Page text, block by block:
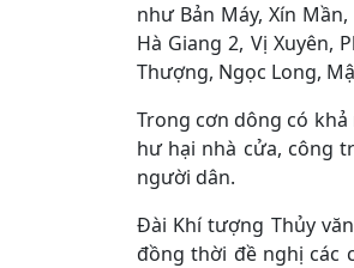
như Bản Máy, Xín
Hà Giang 2, Vị Xuyên,
Thượng, Ngọc Long,
Trong cơn dông có khả
hư hại nhà cửa, công
người dân.
Đài Khí tượng Thủy
đồng thời đề nghị các